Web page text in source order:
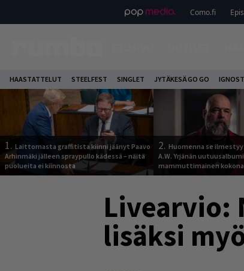
Como.fi
HAASTATTELUT STEELFEST SINGLET JYTÄKESÄ GO GO
1. Laittomasta graffitista kiinni jäänyt Paavo
Arhinmäki jälleen spraypullo kädessä – näitä
puolueita ei kiinnosta
2. Huomenna se
A.W. Yrjänän
mammuttimainen
Livearvio:
lisäksi